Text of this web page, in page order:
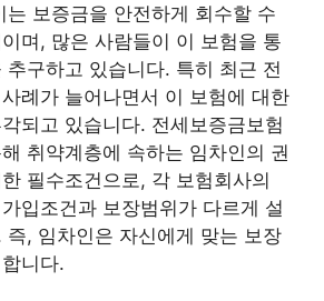
는 보증금을 안전하게 회수할 수
며, 많은 사람들이 이 보험을 통
구하고 있습니다. 특히 최근 전
례가 늘어나면서 이 보험에 대한
되고 있습니다. 전세보증금보험
취약계층에 속하는 임차인의 권
필수조건으로, 각 보험회사의
입조건과 보장범위가 다르게 설
즉, 임차인은 자신에게 맞는 보장
니다.